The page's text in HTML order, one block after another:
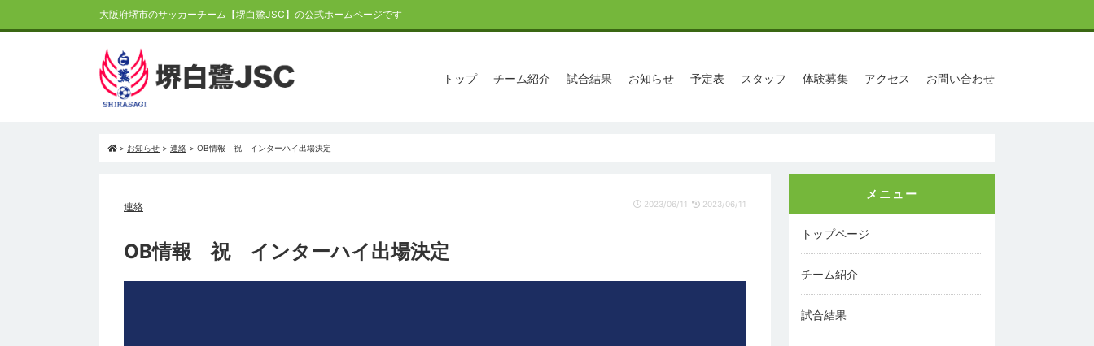
大阪府堺市のサッカーチーム【堺白鷺JSC】の公式ホームページです
トップ チーム紹介 試合結果 お知らせ 予定表 スタッフ 体験募集 アクセス お問い合わせ
> お知らせ > 連絡 > OB情報 祝 インターハイ出場決定
連絡 2023/06/11 2023/06/11
OB情報 祝 インターハイ出場決定
メニュー
トップページ
チーム紹介
試合結果